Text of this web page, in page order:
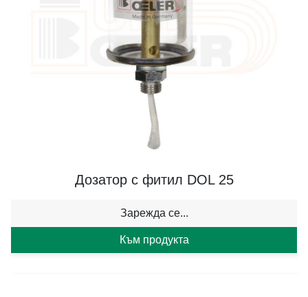
Дозатор с фитил DOL 25
Зарежда се...
Към продукта